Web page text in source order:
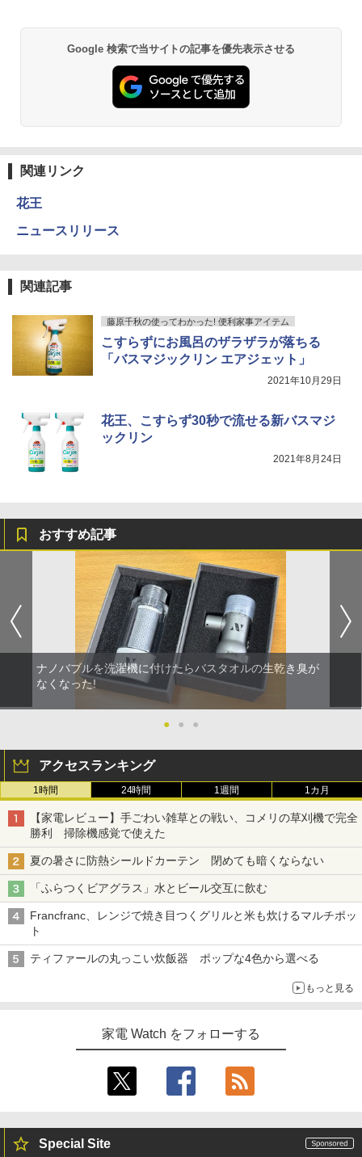
Google 検索で当サイトの記事を優先表示させる
関連リンク
花王
ニュースリリース
関連記事
藤原千秋の使ってわかった! 便利家事アイテム
こすらずにお風呂のザラザラが落ちる
「バスマジックリン エアジェット」
2021年10月29日
花王、こすらず30秒で流せる新バスマジ
ックリン
2021年8月24日
おすすめ記事
ナノバブルを洗濯機に付けたらバスタオルの生乾き臭が
なくなった!
● ● ●
アクセスランキング
1時間 24時間 1週間 1カ月
【家電レビュー】手ごわい雑草との戦い、コメリの草刈機で完全
勝利 掃除機感覚で使えた
夏の暑さに防熱シールドカーテン 閉めても暗くならない
「ふらつくビアグラス」水とビール交互に飲む
Francfranc、レンジで焼き目つくグリルと米も炊けるマルチポッ
ト
ティファールの丸っこい炊飯器 ポップな4色から選べる
もっと見る
家電 Watch をフォローする
Special Site